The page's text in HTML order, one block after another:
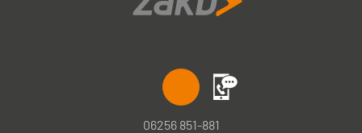
06256 851-881